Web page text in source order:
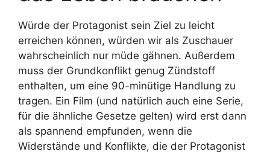
Würde der Protagonist sein Ziel zu leicht
erreichen können, würden wir als Zuschauer
wahrscheinlich nur müde gähnen. Außerdem
muss der Grundkonflikt genug Zündstoff
enthalten, um eine 90-minütige Handlung zu
tragen. Ein Film (und natürlich auch eine Serie,
für die ähnliche Gesetze gelten) wird erst dann
als spannend empfunden, wenn die
Widerstände und Konflikte, die der Protagonist